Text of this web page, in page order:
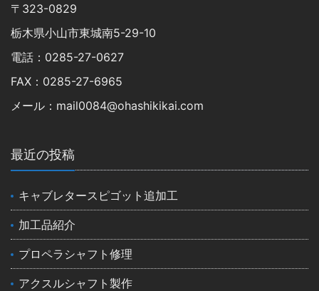
〒323-0829
栃木県小山市東城南5-29-10
電話：0285-27-0627
FAX：0285-27-6965
メール：mail0084@ohashikikai.com
最近の投稿
キャブレタースピゴット追加工
加工品紹介
プロペラシャフト修理
アクスルシャフト製作